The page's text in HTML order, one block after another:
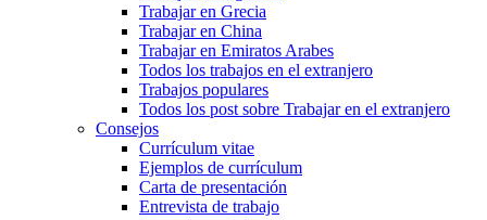
Trabajar en Grecia
Trabajar en China
Trabajar en Emiratos Arabes
Todos los trabajos en el extranjero
Trabajos populares
Todos los post sobre Trabajar en el extranjero
Consejos
Currículum vitae
Ejemplos de currículum
Carta de presentación
Entrevista de trabajo